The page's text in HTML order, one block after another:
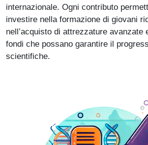
internazionale. Ogni contributo
investire nella formazione di giovani
nell’acquisto di attrezzature avanzate
fondi che possano garantire il
scientifiche.